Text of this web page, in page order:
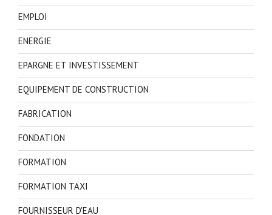
EMPLOI
ENERGIE
EPARGNE ET INVESTISSEMENT
EQUIPEMENT DE CONSTRUCTION
FABRICATION
FONDATION
FORMATION
FORMATION TAXI
FOURNISSEUR D'EAU